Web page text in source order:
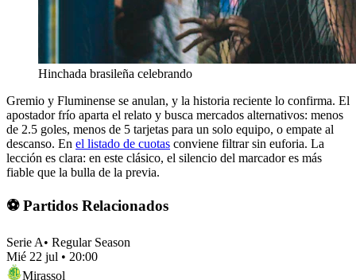
Hinchada brasileña celebrando
Gremio y Fluminense se anulan, y la historia reciente lo confirma. El
apostador frío aparta el relato y busca mercados alternativos: menos
de 2.5 goles, menos de 5 tarjetas para un solo equipo, o empate al
descanso. En el listado de cuotas conviene filtrar sin euforia. La
lección es clara: en este clásico, el silencio del marcador es más
fiable que la bulla de la previa.
⚽ Partidos Relacionados
Serie A• Regular Season
Mié 22 jul • 20:00
Mirassol